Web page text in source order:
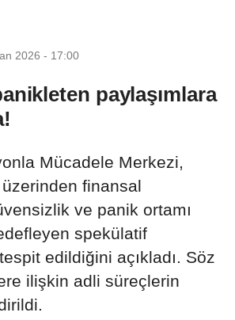
2026 - 17:00
paylaşımlara
Mücadele Merkezi,
finansal
ve panik ortamı
spekülatif
edildiğini açıkladı. Söz
ilişkin adli süreçlerin